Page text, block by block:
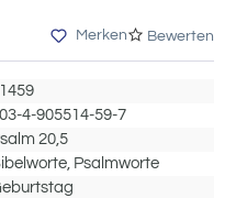
Merken Bewerten
4-905514-59-7
20,5
Psalmworte